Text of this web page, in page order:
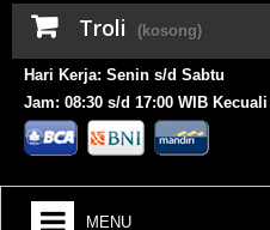
Troli (kosong)
Hari Kerja: Senin s/d Sabtu
Jam: 08:30 s/d 17:00 WIB
MENU